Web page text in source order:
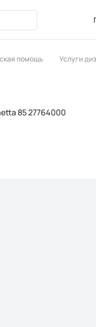
помощь Услуги
85 27764000